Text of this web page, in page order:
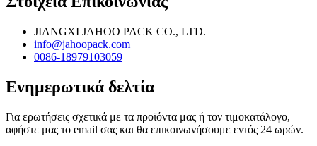
JIANGXI JAHOO PACK CO., LTD.
info@jahoopack.com
0086-18979103059
Ενημερωτικά δελτία
Για ερωτήσεις σχετικά με τα προϊόντα μας ή τον τιμοκατάλογο,
αφήστε μας το email σας και θα επικοινωνήσουμε εντός 24 ωρών.